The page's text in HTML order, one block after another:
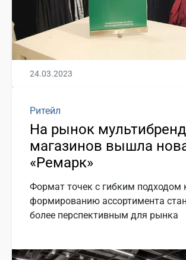
24.03.2023
Ритейл
На рынок
магазинов вышла
«Ремарк»
Формат точек с гибким подходом
формированию ассортимента
более перспективным для рынка